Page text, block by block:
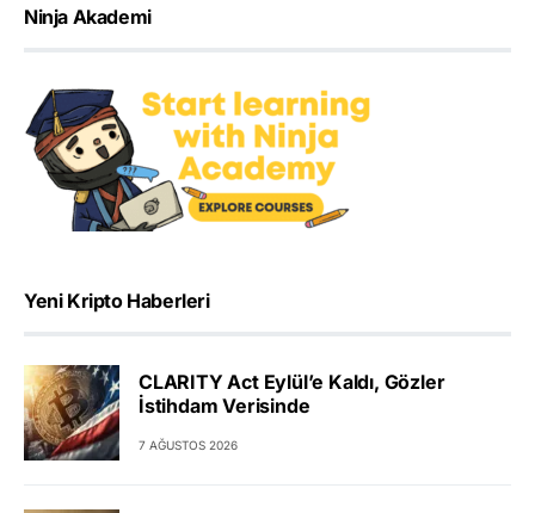
Ninja Akademi
Yeni Kripto Haberleri
CLARITY Act Eylül’e Kaldı, Gözler
İstihdam Verisinde
7 AĞUSTOS 2026